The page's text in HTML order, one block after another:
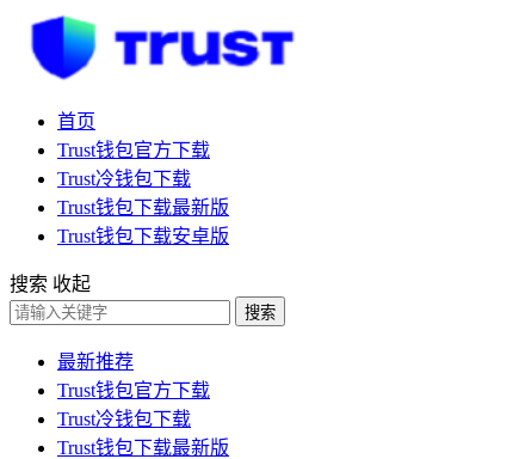
首页
Trust钱包官方下载
Trust冷钱包下载
Trust钱包下载最新版
Trust钱包下载安卓版
搜索 收起
搜索
最新推荐
Trust钱包官方下载
Trust冷钱包下载
Trust钱包下载最新版